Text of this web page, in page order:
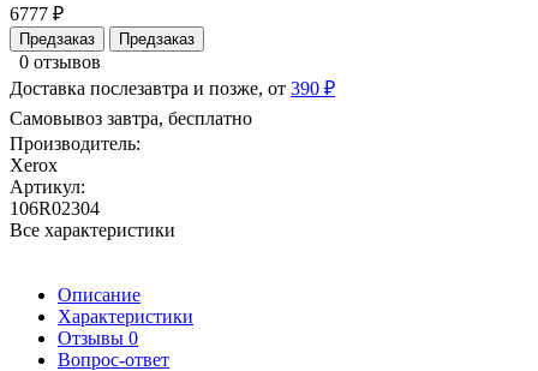
6777 ₽
Предзаказ Предзаказ
0 отзывов
Доставка послезавтра и позже, от 390 ₽
Самовывоз завтра, бесплатно
Производитель:
Xerox
Артикул:
106R02304
Все характеристики
Описание
Характеристики
Отзывы 0
Вопрос-ответ